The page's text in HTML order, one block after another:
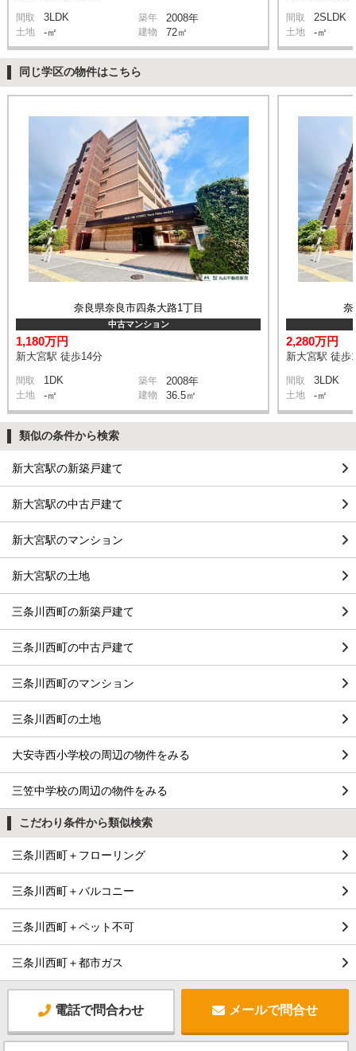
間取 3LDK 築年 2008年
土地 -㎡ 建物 72㎡
間取 2SLDK
土地 -㎡
同じ学区の物件はこちら
奈良県奈良市四条大路1丁目
中古マンション
1,180万円
新大宮駅 徒歩14分
間取 1DK 築年 2008年
土地 -㎡ 建物 36.5㎡
奈
2,280万円
新大宮駅 徒歩
間取 3LDK
土地 -㎡
類似の条件から検索
新大宮駅の新築戸建て
新大宮駅の中古戸建て
新大宮駅のマンション
新大宮駅の土地
三条川西町の新築戸建て
三条川西町の中古戸建て
三条川西町のマンション
三条川西町の土地
大安寺西小学校の周辺の物件をみる
三笠中学校の周辺の物件をみる
こだわり条件から類似検索
三条川西町＋フローリング
三条川西町＋バルコニー
三条川西町＋ペット不可
三条川西町＋都市ガス
電話で問合わせ メールで問合せ